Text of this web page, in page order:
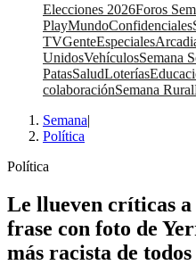
Elecciones 2026Foros
PlayMundoConfidenciales
TVGenteEspeciales
UnidosVehículosSemana
PatasSaludLoterías
colaboraciónSemana Rural
Semana|
Política
Política
Le llueven críticas
frase con foto de
más racista de